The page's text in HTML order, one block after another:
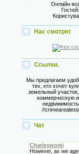
Онлайн
Гостей:
Нас смотрят
Ссылки.
Мы предлагаем
тех, кто хочет
земельный
коммерческую
//
Чат